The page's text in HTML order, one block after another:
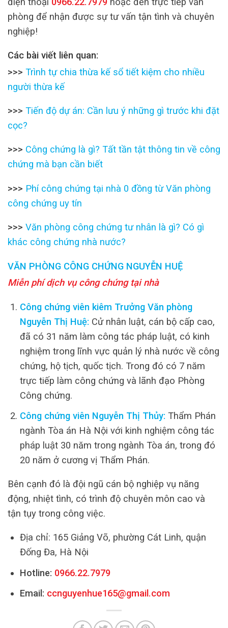
phòng để nhận được sự tư vấn tận tình và chuyên
nghiệp!
Các bài viết liên quan:
>>> Trình tự chia thừa kế sổ tiết kiệm cho nhiều
người thừa kế
>>> Tiến độ dự án: Cần lưu ý những gì trước khi đặt
cọc?
>>> Công chứng là gì? Tất tần tật thông tin về công
chứng mà bạn cần biết
>>> Phí công chứng tại nhà 0 đồng từ Văn phòng
công chứng uy tín
>>> Văn phòng công chứng tư nhân là gì? Có gì
khác công chứng nhà nước?
VĂN PHÒNG CÔNG CHỨNG NGUYỄN HUỆ
Miễn phí dịch vụ công chứng tại nhà
Công chứng viên kiêm Trưởng Văn phòng
Nguyễn Thị Huệ: Cử nhân luật, cán bộ cấp cao,
đã có 31 năm làm công tác pháp luật, có kinh
nghiệm trong lĩnh vực quản lý nhà nước về công
chứng, hộ tịch, quốc tịch. Trong đó có 7 năm
trực tiếp làm công chứng và lãnh đạo Phòng
Công chứng.
Công chứng viên Nguyễn Thị Thủy: Thẩm Phán
ngành Tòa án Hà Nội với kinh nghiệm công tác
pháp luật 30 năm trong ngành Tòa án, trong đó
20 năm ở cương vị Thẩm Phán.
Bên cạnh đó là đội ngũ cán bộ nghiệp vụ năng
động, nhiệt tình, có trình độ chuyên môn cao và
tận tụy trong công việc.
Địa chỉ: 165 Giảng Võ, phường Cát Linh, quận
Đống Đa, Hà Nội
Hotline: 0966.22.7979
Email: ccnguyenhue165@gmail.com